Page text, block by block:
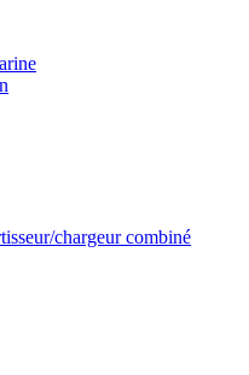
chargeur combiné